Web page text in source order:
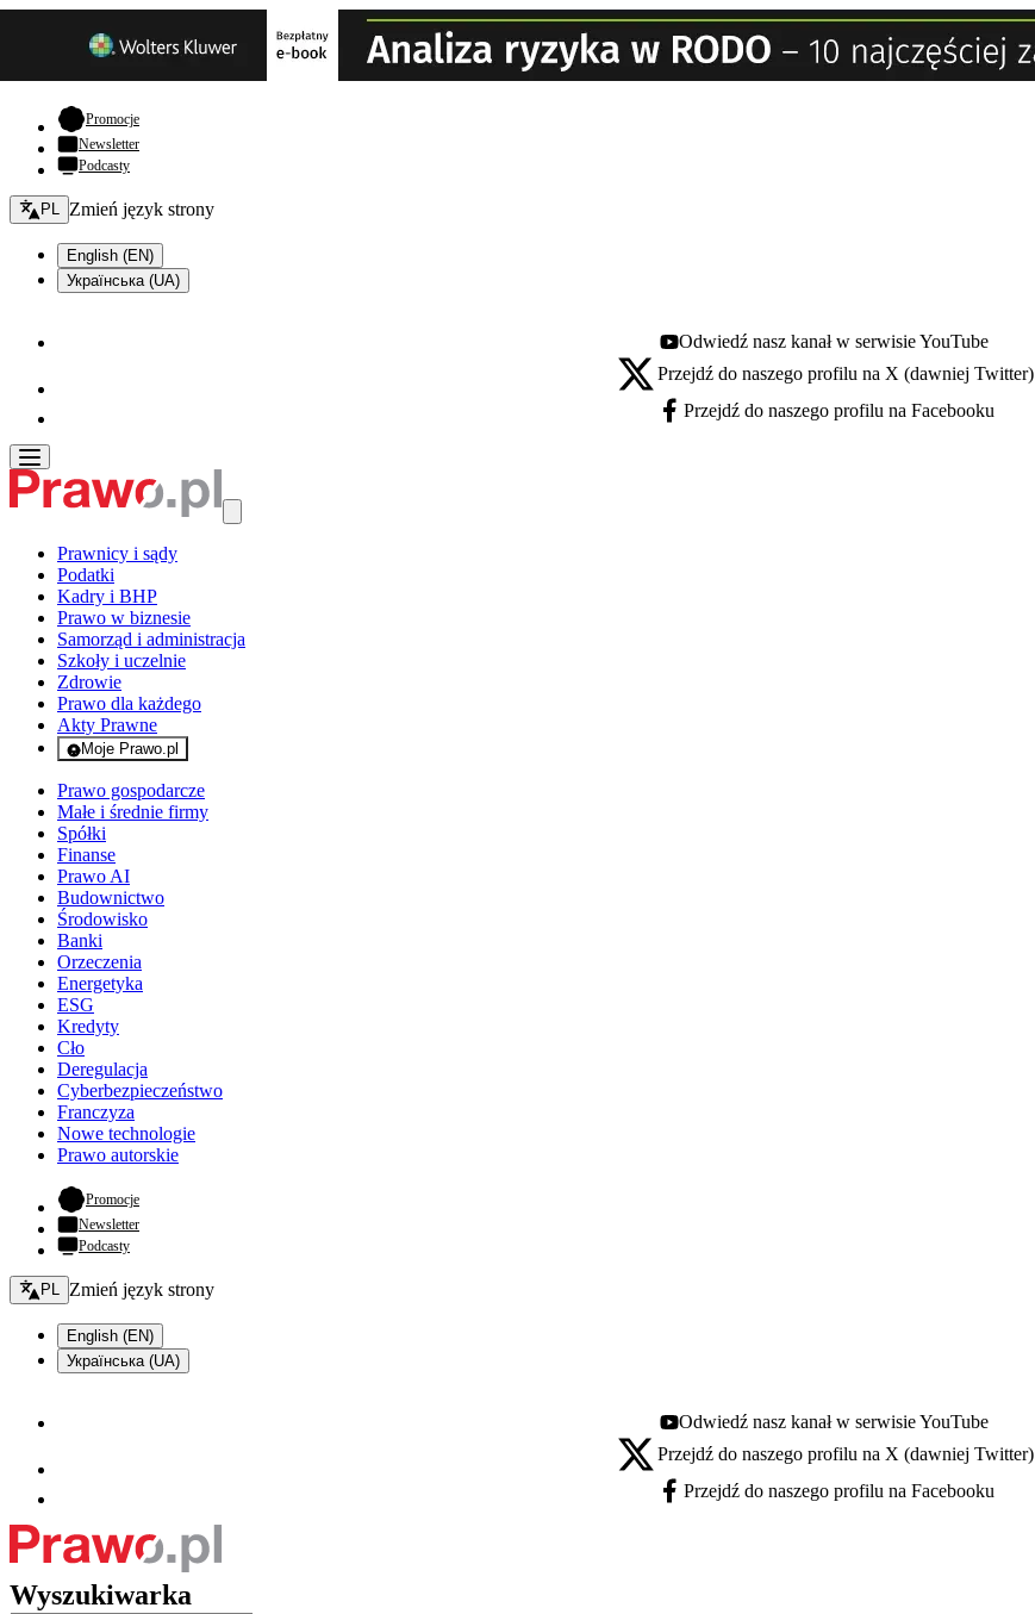
Promocje- otwiera się w nowej karcie
Newsletter
Podcasty
Zmień język - bieżący:
PL Zmień język strony
English (EN)
Українська (UA)
Youtube - otwiera się w nowej karcie
Odwiedź nasz kanał w serwisie YouTube
X - otwiera się w nowej karcie
Przejdź do naszego profilu na X (dawniej Twitter)
Facebook - otwiera się w nowej karcie
Przejdź do naszego profilu na Facebooku
Prawnicy i sądy
Podatki
Kadry i BHP
Prawo w biznesie
Samorząd i administracja
Szkoły i uczelnie
Zdrowie
Prawo dla każdego
Akty Prawne
Moje Prawo.pl
- rejestracja i logowanie do serwisu
Prawo gospodarcze
Małe i średnie firmy
Spółki
Finanse
Prawo AI
Budownictwo
Środowisko
Banki
Orzeczenia
Energetyka
ESG
Kredyty
Cło
Deregulacja
Cyberbezpieczeństwo
Franczyza
Nowe technologie
Prawo autorskie
Promocje- otwiera się w nowej karcie
Newsletter
Podcasty
Zmień język - bieżący:
PL Zmień język strony
English (EN)
Українська (UA)
Youtube - otwiera się w nowej karcie
Odwiedź nasz kanał w serwisie YouTube
X - otwiera się w nowej karcie
Przejdź do naszego profilu na X (dawniej Twitter)
Facebook - otwiera się w nowej karcie
Przejdź do naszego profilu na Facebooku
Wyszukiwarka